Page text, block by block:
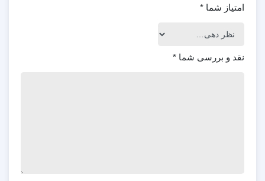
امتیاز شما *
نقد و بررسی شما *